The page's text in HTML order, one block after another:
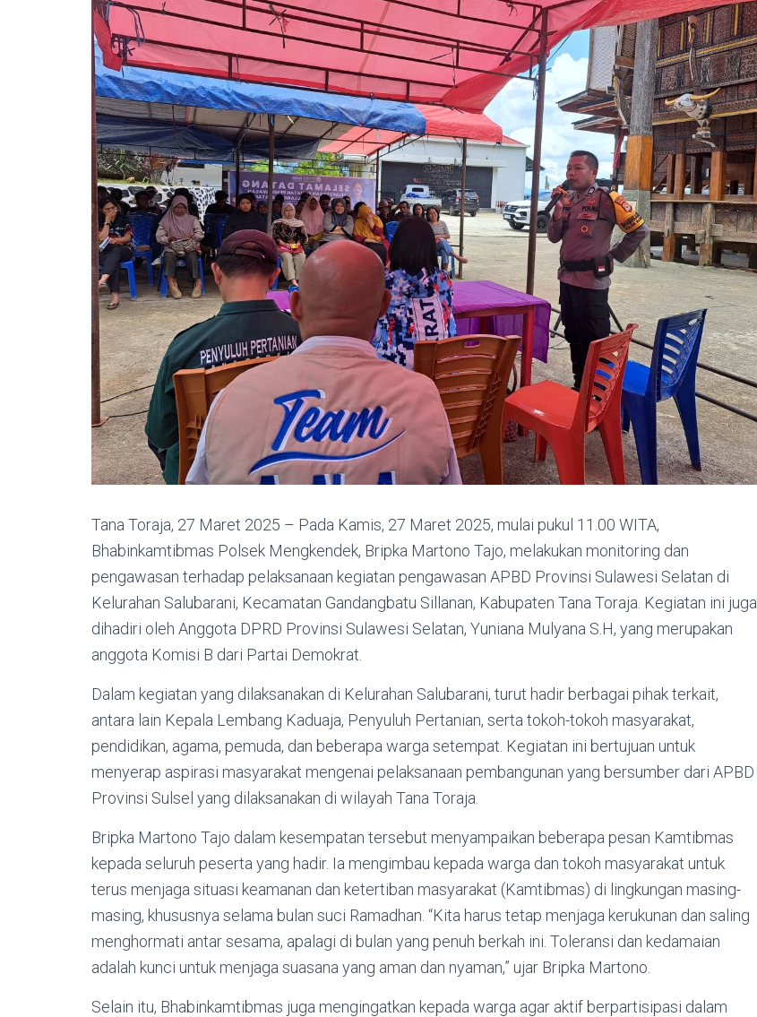
Tana Toraja, 27 Maret 2025 – Pada Kamis, 27 Maret 2025, mulai pukul 11.00 WITA,
Bhabinkamtibmas Polsek Mengkendek, Bripka Martono Tajo, melakukan monitoring dan
pengawasan terhadap pelaksanaan kegiatan pengawasan APBD Provinsi Sulawesi Selatan di
Kelurahan Salubarani, Kecamatan Gandangbatu Sillanan, Kabupaten Tana Toraja. Kegiatan ini juga
dihadiri oleh Anggota DPRD Provinsi Sulawesi Selatan, Yuniana Mulyana S.H, yang merupakan
anggota Komisi B dari Partai Demokrat.
Dalam kegiatan yang dilaksanakan di Kelurahan Salubarani, turut hadir berbagai pihak terkait,
antara lain Kepala Lembang Kaduaja, Penyuluh Pertanian, serta tokoh-tokoh masyarakat,
pendidikan, agama, pemuda, dan beberapa warga setempat. Kegiatan ini bertujuan untuk
menyerap aspirasi masyarakat mengenai pelaksanaan pembangunan yang bersumber dari APBD
Provinsi Sulsel yang dilaksanakan di wilayah Tana Toraja.
Bripka Martono Tajo dalam kesempatan tersebut menyampaikan beberapa pesan Kamtibmas
kepada seluruh peserta yang hadir. Ia mengimbau kepada warga dan tokoh masyarakat untuk
terus menjaga situasi keamanan dan ketertiban masyarakat (Kamtibmas) di lingkungan masing-
masing, khususnya selama bulan suci Ramadhan. “Kita harus tetap menjaga kerukunan dan saling
menghormati antar sesama, apalagi di bulan yang penuh berkah ini. Toleransi dan kedamaian
adalah kunci untuk menjaga suasana yang aman dan nyaman,” ujar Bripka Martono.
Selain itu, Bhabinkamtibmas juga mengingatkan kepada warga agar aktif berpartisipasi dalam